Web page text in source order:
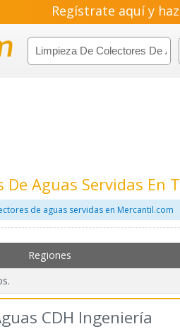
Regístrate aquí y
Aguas Servidas En
de aguas servidas en Mercantil.com
Regiones
CDH Ingeniería